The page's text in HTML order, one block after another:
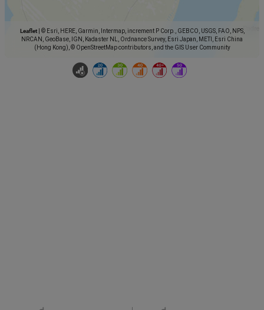
Leaflet
© Esri, HERE, Garmin, Intermap, increment P Corp., GEBCO, USGS, FAO, NPS,
NRCAN, GeoBase, IGN, Kadaster NL, Ordnance Survey, Esri Japan, METI, Esri China
(Hong Kong), © OpenStreetMap contributors, and the GIS User Community